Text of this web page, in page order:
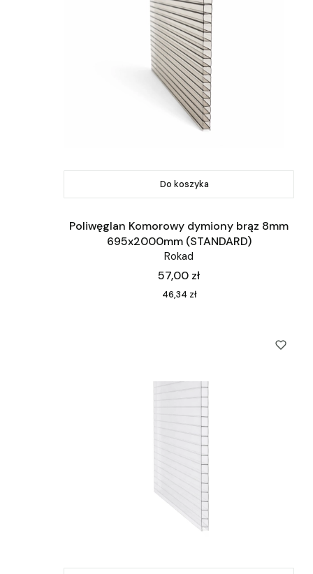
Do koszyka
Poliwęglan Komorowy dymiony brąz 8mm
695x2000mm (STANDARD)
Rokad
Cena
57,00 zł
Cena
46,34 zł